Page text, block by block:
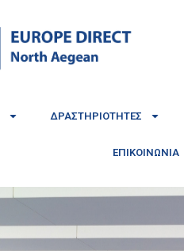
ΔΡΑΣΤΗΡΙΌΤΗΤΕΣ
ΕΠΙΚΟΙΝΩΝΊΑ